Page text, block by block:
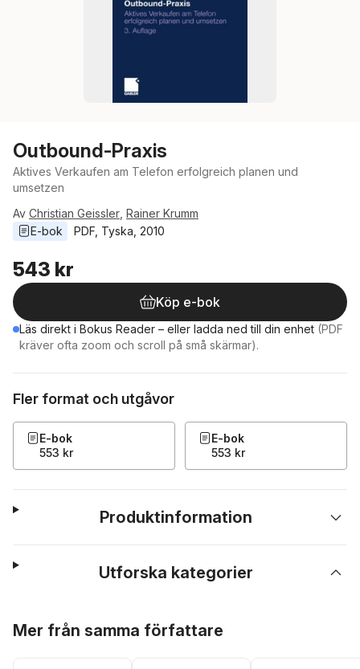
Outbound-Praxis
Aktives Verkaufen am Telefon erfolgreich planen und
umsetzen
Av Christian Geissler Rainer Krumm
E-bok
PDF Tyska 2010
543 kr
Köp e-bok
Läs direkt i Bokus Reader – eller ladda ned till din enhet (PDF
kräver ofta zoom och scroll på små skärmar).
Fler format och utgåvor
E-bok
553 kr
E-bok
553 kr
Produktinformation
Utforska kategorier
Mer från samma författare